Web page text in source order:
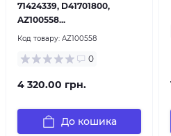
71424339, D41701800,
AZ100558...
Код товару: AZ100558
0
4 320.00 грн.
До кошика